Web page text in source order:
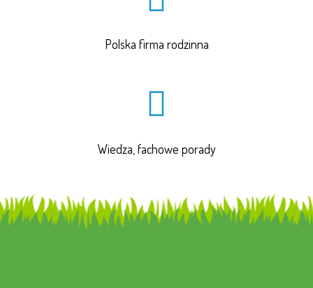
Polska firma rodzinna
Wiedza, fachowe porady